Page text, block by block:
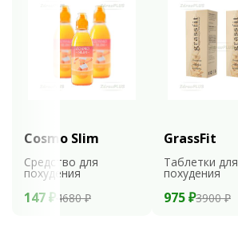
Cosmo Slim
Средство для
похудения
147 ₽ 4680 ₽
GrassFit
Таблетки для
похудения
975 ₽3900 ₽